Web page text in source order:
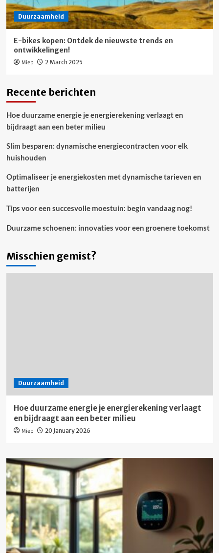
Duurzaamheid
E-bikes kopen: Ontdek de nieuwste trends en
ontwikkelingen!
Miep 2 March 2025
Recente berichten
Hoe duurzame energie je energierekening verlaagt en
bijdraagt aan een beter milieu
Slim besparen: dynamische energiecontracten voor elk
huishouden
Optimaliseer je energiekosten met dynamische tarieven en
batterijen
Tips voor een succesvolle moestuin: begin vandaag nog!
Duurzame schoenen: innovaties voor een groenere toekomst
Misschien gemist?
Duurzaamheid
Hoe duurzame energie je energierekening verlaagt
en bijdraagt aan een beter milieu
Miep 20 January 2026